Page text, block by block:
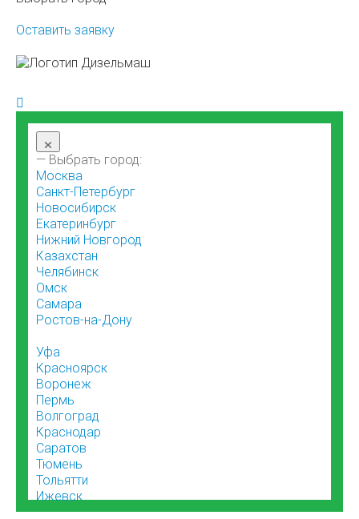
Оставить заявку
×
— Выбрать город:
Москва
Санкт-Петербург
Новосибирск
Екатеринбург
Нижний Новгород
Казахстан
Челябинск
Омск
Самара
Ростов-на-Дону
Уфа
Красноярск
Воронеж
Пермь
Волгоград
Краснодар
Саратов
Тюмень
Тольятти
Ижевск